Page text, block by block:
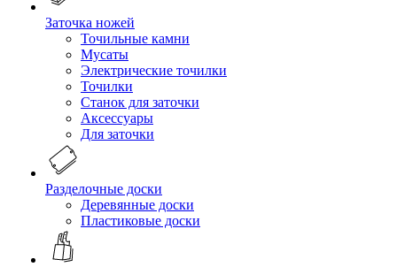
Заточка ножей
Точильные камни
Мусаты
Электрические точилки
Точилки
Станок для заточки
Аксессуары
Для заточки
Разделочные доски
Деревянные доски
Пластиковые доски